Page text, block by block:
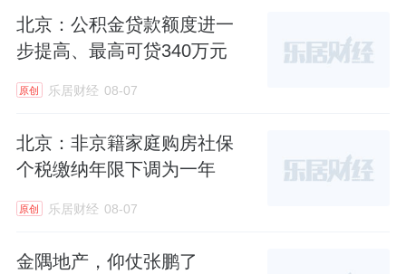
北京：公积金贷款额度进一
步提高、最高可贷340万元
原创 乐居财经 08-07
北京：非京籍家庭购房社保
个税缴纳年限下调为一年
原创 乐居财经 08-07
金隅地产，仰仗张鹏了